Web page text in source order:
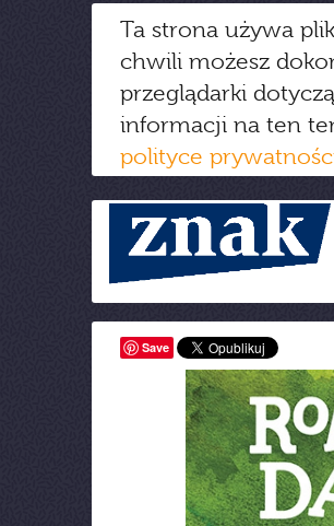
Ta strona używa
chwili możesz
przeglądarki
informacji na ten
polityce
Save